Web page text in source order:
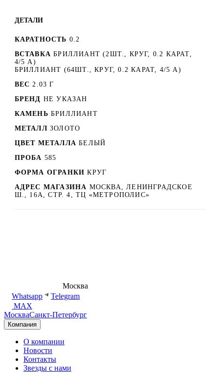
ДЕТАЛИ
КАРАТНОСТЬ 0.2
ВСТАВКА БРИЛЛИАНТ (2ШТ., КРУГ, 0.2 КАРАТ,
4/5 А)
БРИЛЛИАНТ (64ШТ., КРУГ, 0.2 КАРАТ, 4/5 А)
ВЕС 2.03 Г
БРЕНД НЕ УКАЗАН
КАМЕНЬ БРИЛЛИАНТ
МЕТАЛЛ ЗОЛОТО
ЦВЕТ МЕТАЛЛА БЕЛЫЙ
ПРОБА 585
ФОРМА ОГРАНКИ КРУГ
АДРЕС МАГАЗИНА МОСКВА, ЛЕНИНГРАДСКОЕ
Ш., 16А, СТР. 4, ТЦ «МЕТРОПОЛИС»
Москва
Whatsapp
Telegram
MAX
МоскваСанкт-Петербург
Компания
О компании
Новости
Контакты
Звезды с нами